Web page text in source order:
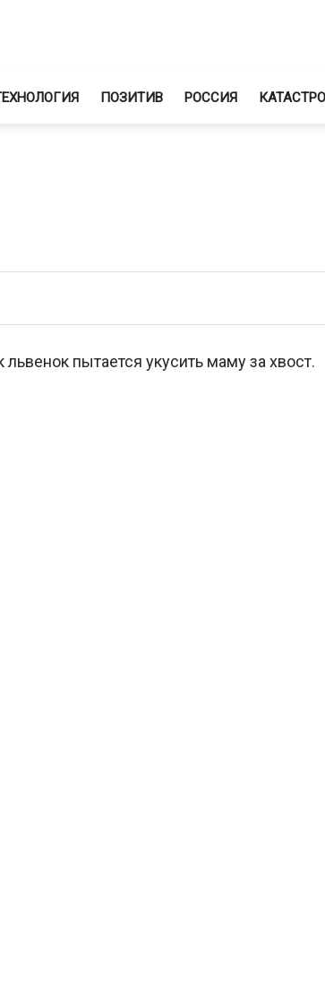
ПОЗИТИВ РОССИЯ
пытается укусить маму за хвост.